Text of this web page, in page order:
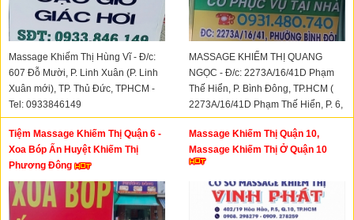
Massage Khiếm Thị Hùng Vĩ - Đ/c:
607 Đỗ Mười, P. Linh Xuân (P. Linh
Xuân mới), TP. Thủ Đức, TPHCM -
Tel: 0933846149
MASSAGE KHIẾM THỊ QUANG
NGỌC - Đ/c: 2273A/16/41D Phạm
Thế Hiển, P. Bình Đông, TP.HCM (
2273A/16/41D Phạm Thế Hiển, P. 6,
Quận 8 CŨ) - Hotline: 0931480740
Tiệm Massage Khiếm Thị Quận 6 -
Xoa Bóp Ấn Huyệt Khiếm Thị
Phương Đông
Massage Khiếm Thị Quận 10,
Massage Khiếm Thị Ở Quận 10